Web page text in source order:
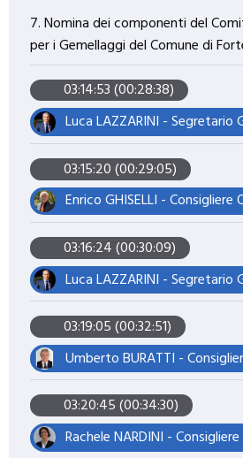
7. Nomina dei componenti del
per i Gemellaggi del Comune di
03:14:53 (00:28:38)
Luca LAZZARINI - Segretario
03:15:20 (00:29:05)
Enrico GHISELLI - Consigliere
03:16:24 (00:30:09)
Luca LAZZARINI - Segretario
03:19:05 (00:32:51)
Umberto BURATTI -
03:20:45 (00:34:30)
Rachele NARDINI -